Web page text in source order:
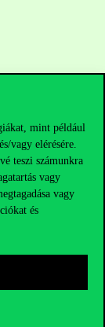
mint például
vagy elérésére.
teszi számunkra
vagy
vagy
és